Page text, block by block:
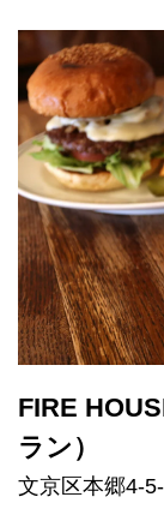
FIRE
ラン）
文京区本郷4-